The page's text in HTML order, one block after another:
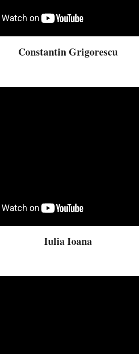
Constantin Grigorescu
Iulia Ioana